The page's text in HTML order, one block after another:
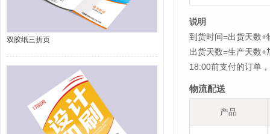
双胶纸三折页
说明
到货时间=出货天数+
出货天数=生产天数
18:00前支付的订单
物流配送
产品